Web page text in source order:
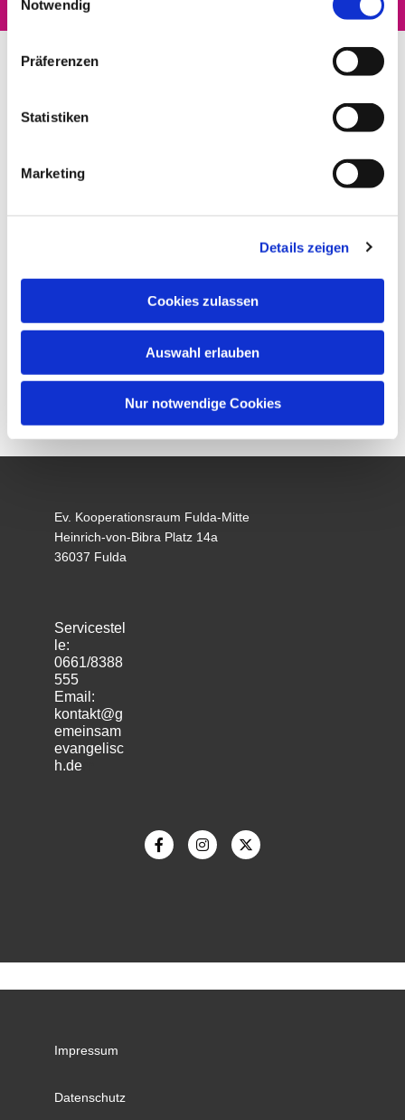
Notwendig
Präferenzen
Statistiken
Marketing
Details zeigen
Cookies zulassen
Auswahl erlauben
Nur notwendige Cookies
Ev. Kooperationsraum Fulda-Mitte
Heinrich-von-Bibra Platz 14a
36037 Fulda
Servicestel
le:
0661/8388
555
Email:
kontakt@g
emeinsam
evangelisc
h.de
Impressum
Datenschutz